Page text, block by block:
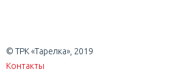
© ТРК «Тарелка», 2019
Контакты